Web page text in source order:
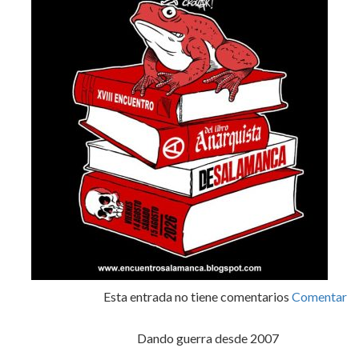
Esta entrada no tiene comentarios Comentar
Dando guerra desde 2007